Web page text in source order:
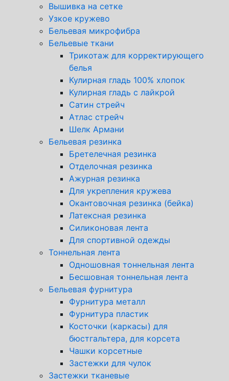
Вышивка на сетке
Узкое кружево
Бельевая микрофибра
Бельевые ткани
Трикотаж для корректирующего
белья
Кулирная гладь 100% хлопок
Кулирная гладь с лайкрой
Сатин стрейч
Атлас стрейч
Шелк Армани
Бельевая резинка
Бретелечная резинка
Отделочная резинка
Ажурная резинка
Для укрепления кружева
Окантовочная резинка (бейка)
Латексная резинка
Силиконовая лента
Для спортивной одежды
Тоннельная лента
Одношовная тоннельная лента
Бесшовная тоннельная лента
Бельевая фурнитура
Фурнитура металл
Фурнитура пластик
Косточки (каркасы) для
бюстгальтера, для корсета
Чашки корсетные
Застежки для чулок
Застежки тканевые